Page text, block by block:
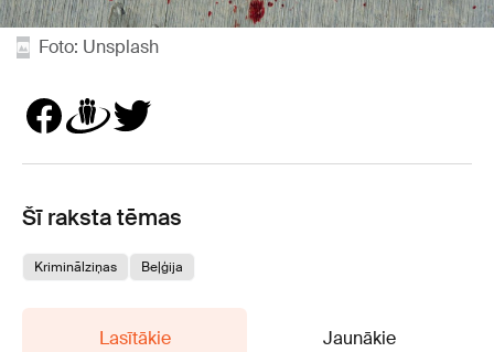
Foto: Unsplash
Šī raksta tēmas
Kriminālziņas Beļģija
Lasītākie Jaunākie